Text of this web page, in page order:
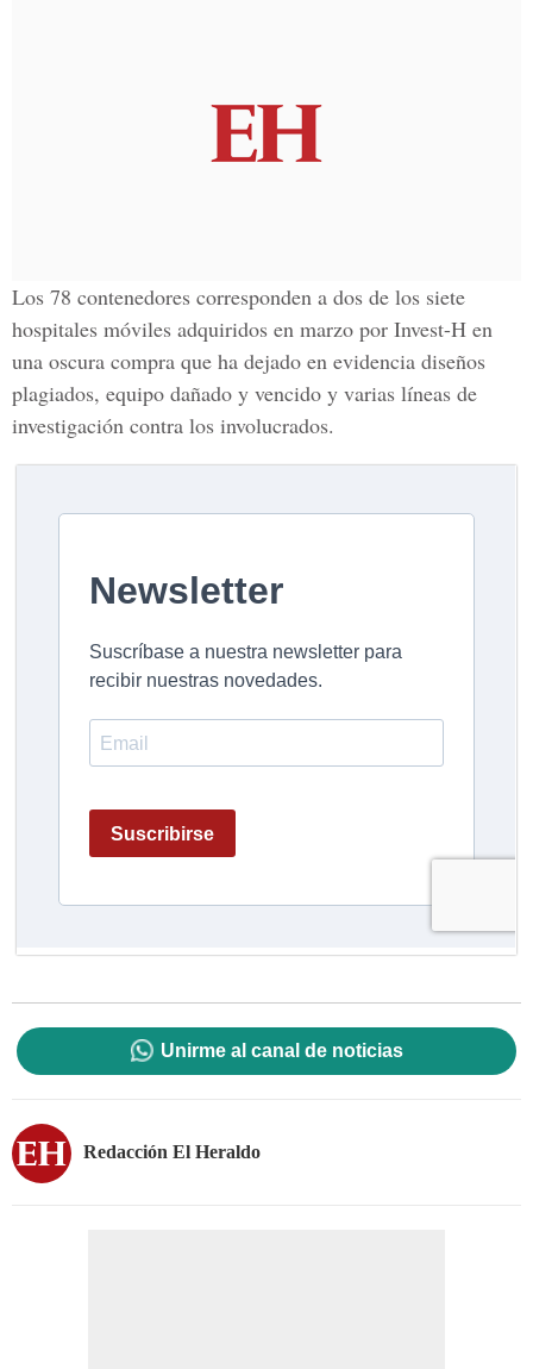
Los 78 contenedores corresponden a dos de los siete
hospitales móviles adquiridos en marzo por Invest-H en
una oscura compra que ha dejado en evidencia diseños
plagiados, equipo dañado y vencido y varias líneas de
investigación contra los involucrados.
Unirme al canal de noticias
Redacción El Heraldo